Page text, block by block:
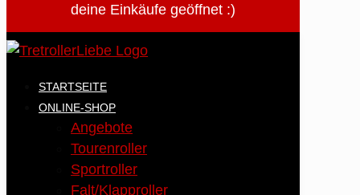
deine Einkäufe geöffnet :)
STARTSEITE
ONLINE-SHOP
Angebote
Tourenroller
Sportroller
Falt/Klapproller